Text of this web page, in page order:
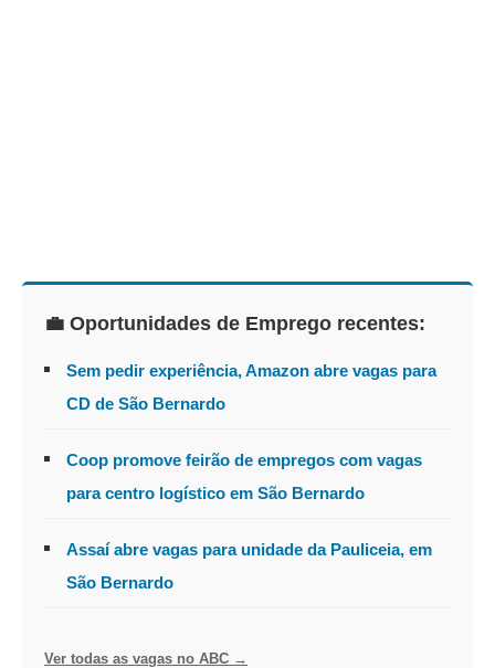
💼 Oportunidades de Emprego recentes:
Sem pedir experiência, Amazon abre vagas para
CD de São Bernardo
Coop promove feirão de empregos com vagas
para centro logístico em São Bernardo
Assaí abre vagas para unidade da Pauliceia, em
São Bernardo
Ver todas as vagas no ABC →